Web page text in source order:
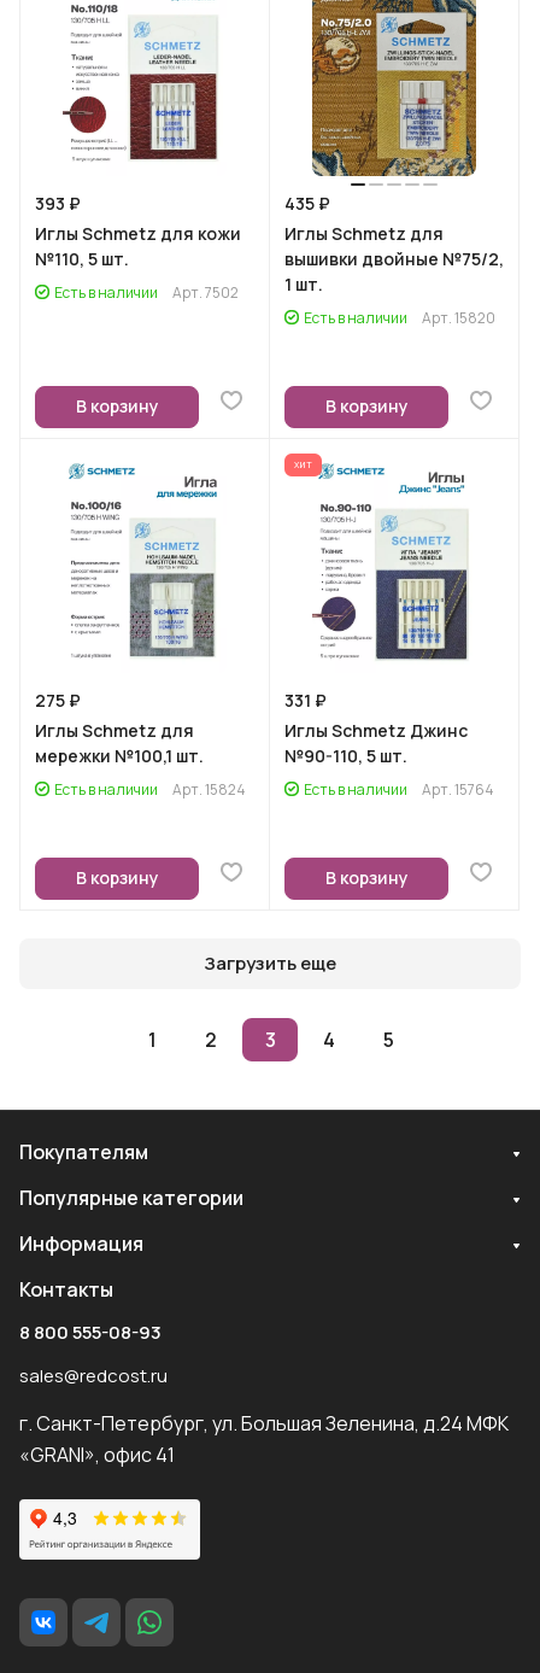
393 ₽
Иглы Schmetz для кожи
№110, 5 шт.
Есть в наличии Арт.7502
В корзину
435 ₽
Иглы Schmetz для
вышивки двойные №75/2,
1 шт.
Есть в наличии Арт.15820
В корзину
275 ₽
Иглы Schmetz для
мережки №100,1 шт.
Есть в наличии Арт.15824
В корзину
ХИТ
331 ₽
Иглы Schmetz Джинс
№90-110, 5 шт.
Есть в наличии Арт.15764
В корзину
Загрузить еще
1 2 3 4 5
Покупателям
Популярные категории
Информация
Контакты
8 800 555-08-93
sales@redcost.ru
г. Санкт-Петербург, ул. Большая Зеленина, д.24 МФК
«GRANI», офис 41